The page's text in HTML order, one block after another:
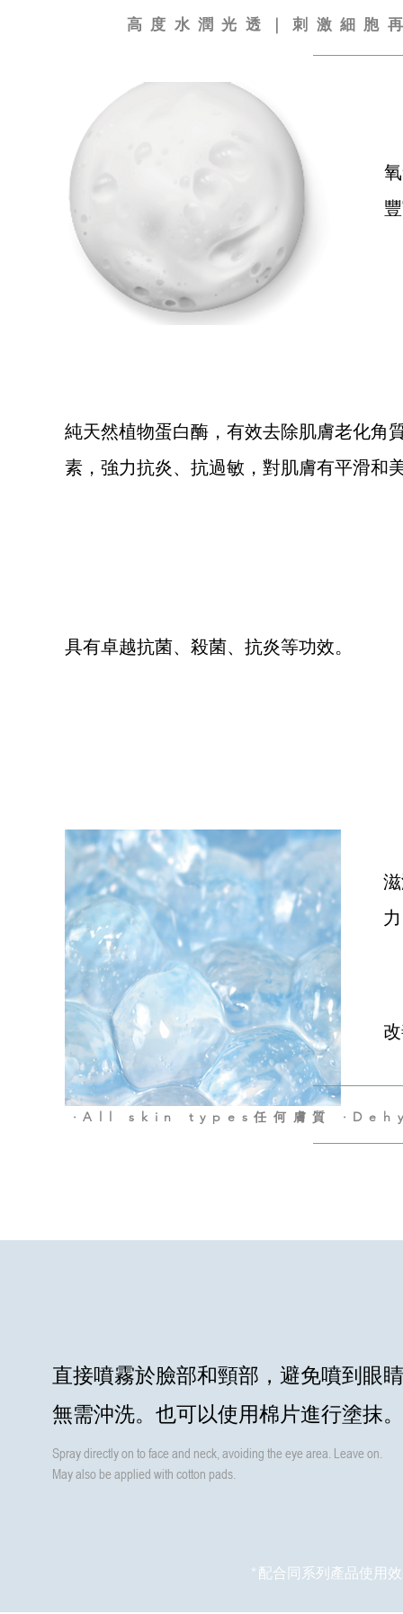
高度水潤光透｜刺激細胞
純天然植物蛋白酶，有效去除肌膚老化角
素，強力抗炎、抗過敏，對肌膚有平滑和
具有卓越抗菌、殺菌、抗炎等功效。
·All skin types任何膚質
*配合同系列產品使用
Spray directly on to face and neck, avoiding the eye area. Leave on.
May also be applied with cotton pads.
直接噴霧於臉部和頸部，避免噴到眼
無需沖洗。也可以使用棉片進行塗抹。